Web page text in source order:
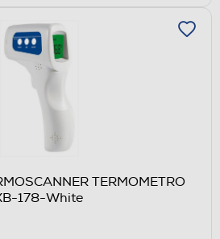
TERMOMETRO
178-White